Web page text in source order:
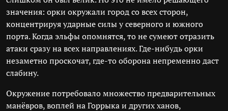
значения: орки окружали город со всех сторон,
концентрируя ударные силы у северного и южного
порта. Когда эльфы опомнятся, то не сумеют отразить
атаки сразу на всех направлениях. Где-нибудь орки
незаметно проскочат, где-то оборона непременно даст
слабину.
Окружение потребовало множество предварительных
манёвров, воплей на Горрыка и других ханов,